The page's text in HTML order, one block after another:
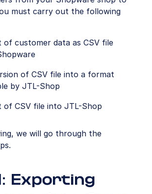
must carry out the following
of customer data as CSV file
of CSV file into a format
by JTL-Shop
of CSV file into JTL-Shop
we will go through the
Exporting